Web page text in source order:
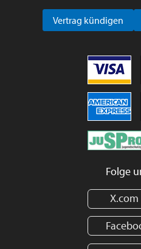
Vertrag kündigen
Folge
X.com